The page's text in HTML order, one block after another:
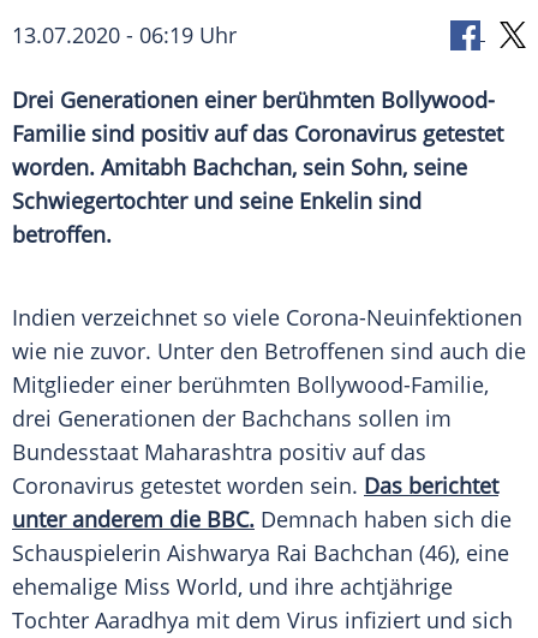
13.07.2020 - 06:19 Uhr
Drei Generationen einer berühmten Bollywood-
Familie sind positiv auf das Coronavirus getestet
worden. Amitabh Bachchan, sein Sohn, seine
Schwiegertochter und seine Enkelin sind
betroffen.
Indien verzeichnet so viele Corona-Neuinfektionen
wie nie zuvor. Unter den Betroffenen sind auch die
Mitglieder einer berühmten Bollywood-Familie,
drei Generationen der Bachchans sollen im
Bundesstaat Maharashtra positiv auf das
Coronavirus getestet worden sein. Das berichtet
unter anderem die BBC. Demnach haben sich die
Schauspielerin Aishwarya Rai Bachchan (46), eine
ehemalige Miss World, und ihre achtjährige
Tochter Aaradhya mit dem Virus infiziert und sich